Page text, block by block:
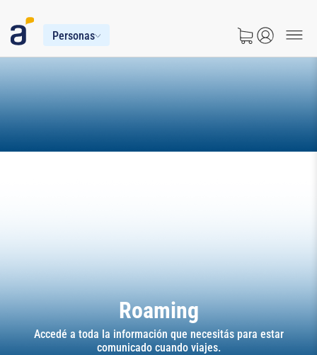
Personas
Roaming
Accedé a toda la información que necesitás para estar
comunicado cuando viajes.